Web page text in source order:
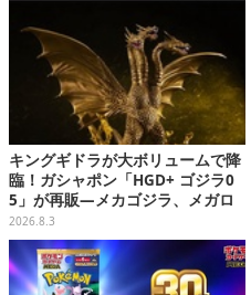
キングギドラが大ボリュームで降
臨！ガシャポン「HGD+ ゴジラ0
5」が再販―メカゴジラ、メガロ
なども揃った全4種
2026.8.3